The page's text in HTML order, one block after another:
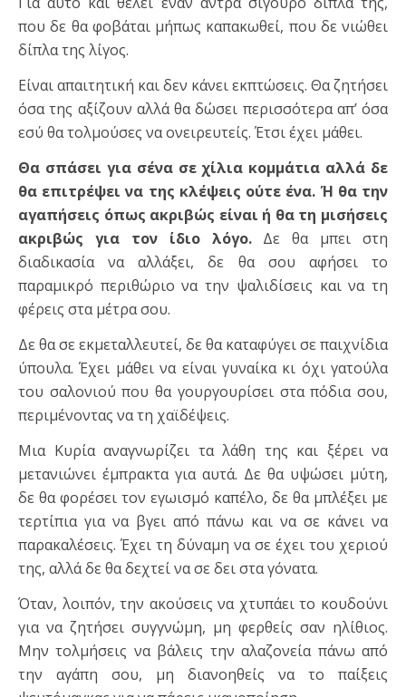
που δε θα φοβάται μήπως καπακωθεί, που δε νιώθει
δίπλα της λίγος.
Είναι απαιτητική και δεν κάνει εκπτώσεις. Θα ζητήσει
όσα της αξίζουν αλλά θα δώσει περισσότερα απ’ όσα
εσύ θα τολμούσες να ονειρευτείς. Έτσι έχει μάθει.
Θα σπάσει για σένα σε χίλια κομμάτια αλλά δε
θα επιτρέψει να της κλέψεις ούτε ένα. Ή θα την
αγαπήσεις όπως ακριβώς είναι ή θα τη μισήσεις
ακριβώς για τον ίδιο λόγο. Δε θα μπει στη
διαδικασία να αλλάξει, δε θα σου αφήσει το
παραμικρό περιθώριο να την ψαλιδίσεις και να τη
φέρεις στα μέτρα σου.
Δε θα σε εκμεταλλευτεί, δε θα καταφύγει σε παιχνίδια
ύπουλα. Έχει μάθει να είναι γυναίκα κι όχι γατούλα
του σαλονιού που θα γουργουρίσει στα πόδια σου,
περιμένοντας να τη χαϊδέψεις.
Μια Κυρία αναγνωρίζει τα λάθη της και ξέρει να
μετανιώνει έμπρακτα για αυτά. Δε θα υψώσει μύτη,
δε θα φορέσει τον εγωισμό καπέλο, δε θα μπλέξει με
τερτίπια για να βγει από πάνω και να σε κάνει να
παρακαλέσεις. Έχει τη δύναμη να σε έχει του χεριού
της, αλλά δε θα δεχτεί να σε δει στα γόνατα.
Όταν, λοιπόν, την ακούσεις να χτυπάει το κουδούνι
για να ζητήσει συγγνώμη, μη φερθείς σαν ηλίθιος.
Μην τολμήσεις να βάλεις την αλαζονεία πάνω από
την αγάπη σου, μη διανοηθείς να το παίξεις